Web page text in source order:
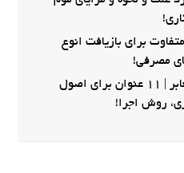
زباله و 7 نوع متفاوت برای بازیافت انوع
مصرفی!
ضوابط جدول گذاری معابر | 11 عنوان برای اصول
روش اجرا!